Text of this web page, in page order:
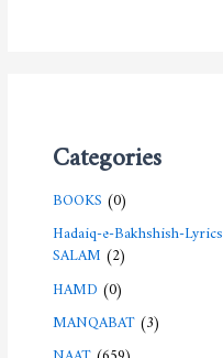
Categories
BOOKS(0)
Hadaiq-e-Bakhshish-Lyrics
SALAM(2)
HAMD(0)
MANQABAT(3)